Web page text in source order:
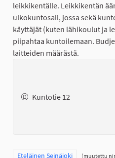
leikkikentälle. Leikkikentän
ulkokuntosali, jossa sekä
käyttäjät (kuten lähikoulut ja
piipahtaa kuntoilemaan.
laitteiden määrästä.
Kuntotie 12
Rajaa tulokset teeman mukaan:
Eteläinen Seinäjoki (muutettu